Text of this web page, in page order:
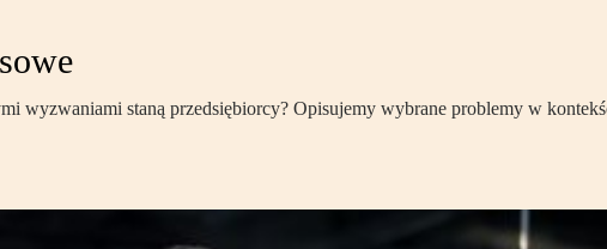
wyzwaniami staną przedsiębiorcy? Opisujemy wybrane problemy w